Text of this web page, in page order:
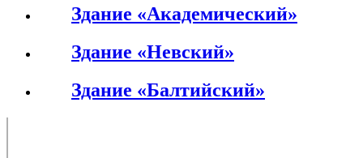
Здание «Академический»
Здание «Невский»
Здание «Балтийский»